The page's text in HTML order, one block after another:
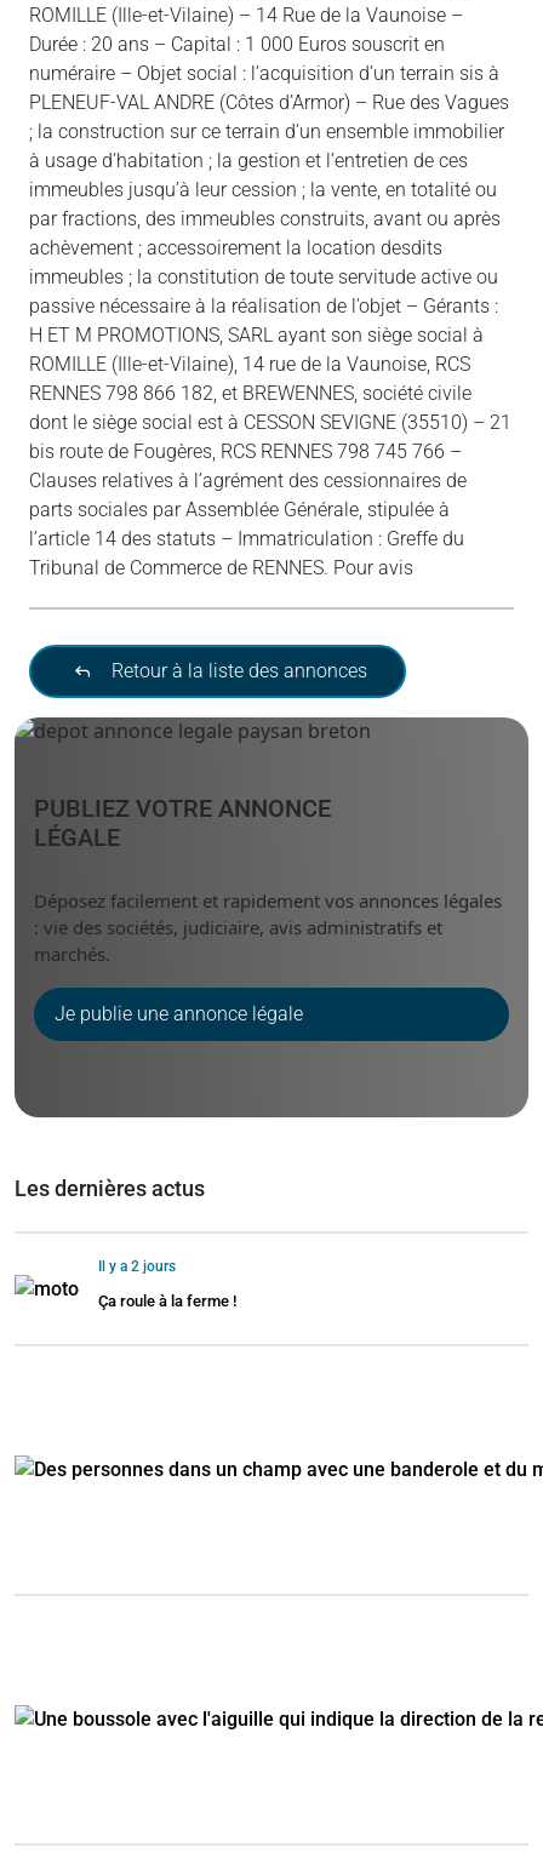
ROMILLE (Ille-et-Vilaine) – 14 Rue de la Vaunoise –
Durée : 20 ans – Capital : 1 000 Euros souscrit en
numéraire – Objet social : l’acquisition d’un terrain sis à
PLENEUF-VAL ANDRE (Côtes d’Armor) – Rue des Vagues
; la construction sur ce terrain d’un ensemble immobilier
à usage d’habitation ; la gestion et l’entretien de ces
immeubles jusqu’à leur cession ; la vente, en totalité ou
par fractions, des immeubles construits, avant ou après
achèvement ; accessoirement la location desdits
immeubles ; la constitution de toute servitude active ou
passive nécessaire à la réalisation de l’objet – Gérants :
H ET M PROMOTIONS, SARL ayant son siège social à
ROMILLE (Ille-et-Vilaine), 14 rue de la Vaunoise, RCS
RENNES 798 866 182, et BREWENNES, société civile
dont le siège social est à CESSON SEVIGNE (35510) – 21
bis route de Fougères, RCS RENNES 798 745 766 –
Clauses relatives à l’agrément des cessionnaires de
parts sociales par Assemblée Générale, stipulée à
l’article 14 des statuts – Immatriculation : Greffe du
Tribunal de Commerce de RENNES. Pour avis
Retour à la liste des annonces
PUBLIEZ VOTRE ANNONCE
LÉGALE
Déposez facilement et rapidement vos annonces légales
: vie des sociétés, judiciaire, avis administratifs et
marchés.
Je publie une annonce légale
Les dernières actus
Il y a 2 jours
Ça roule à la ferme !